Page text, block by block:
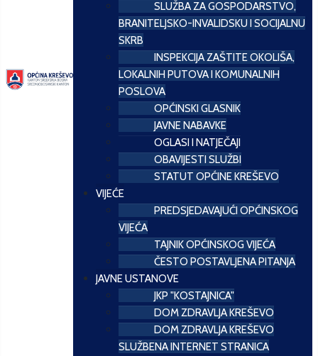
SLUŽBA ZA GOSPODARSTVO,
BRANITELJSKO-INVALIDSKU I SOCIJALNU
SKRB
INSPEKCIJA ZAŠTITE OKOLIŠA,
LOKALNIH PUTOVA I KOMUNALNIH
POSLOVA
OPĆINSKI GLASNIK
JAVNE NABAVKE
OGLASI I NATJEČAJI
OBAVIJESTI SLUŽBI
STATUT OPĆINE KREŠEVO
VIJEĆE
PREDSJEDAVAJUĆI OPĆINSKOG
VIJEĆA
TAJNIK OPĆINSKOG VIJEĆA
ČESTO POSTAVLJENA PITANJA
JAVNE USTANOVE
JKP "KOSTAJNICA"
DOM ZDRAVLJA KREŠEVO
DOM ZDRAVLJA KREŠEVO
SLUŽBENA INTERNET STRANICA